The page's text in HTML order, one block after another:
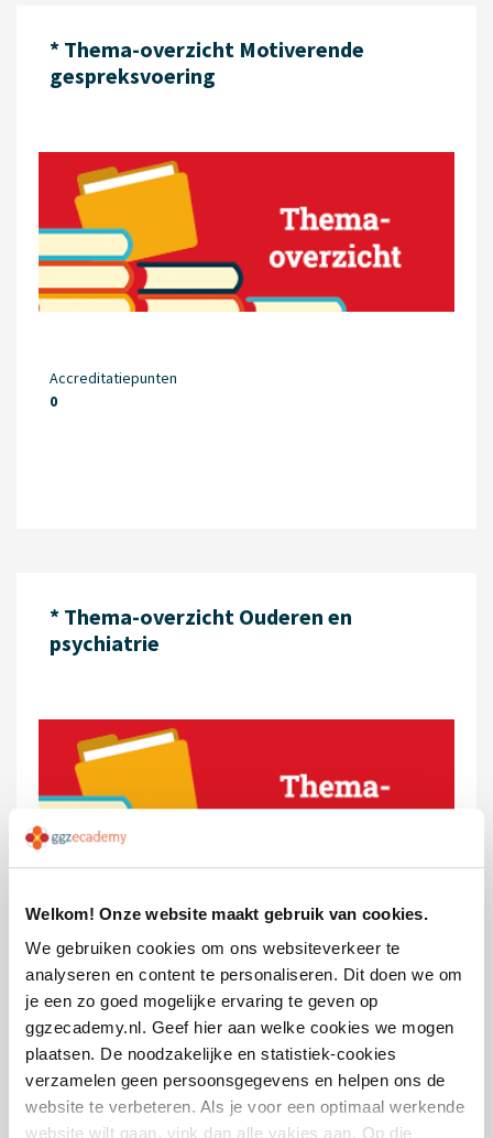
Welkom! Onze website maakt gebruik van cookies.
We gebruiken cookies om ons websiteverkeer te
analyseren en content te personaliseren. Dit doen we om
je een zo goed mogelijke ervaring te geven op
ggzecademy.nl. Geef hier aan welke cookies we mogen
plaatsen. De noodzakelijke en statistiek-cookies
verzamelen geen persoonsgegevens en helpen ons de
website te verbeteren. Als je voor een optimaal werkende
website wilt gaan, vink dan alle vakjes aan. Op die
* Thema-overzicht Motiverende
gespreksvoering
Accreditatiepunten
0
* Thema-overzicht Ouderen en
psychiatrie
Accreditatiepunten
0